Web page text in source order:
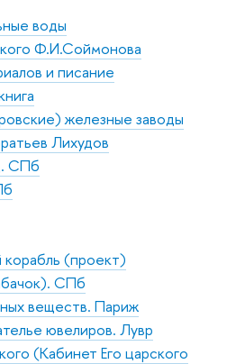
воды
Ф.И.Соймонова
и писание
железные заводы
Лихудов
СПб
(проект)
СПб
веществ. Париж
ювелиров. Лувр
(Кабинет Его царского